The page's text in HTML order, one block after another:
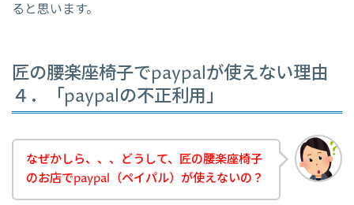
ると思います。
匠の腰楽座椅子でpaypalが使えない理由
４．「paypalの不正利用」
なぜかしら、、、どうして、匠の腰楽座椅子
のお店でpaypal（ペイパル）が使えないの？